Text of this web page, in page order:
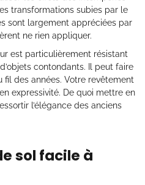
transformations subies par le
sont largement appréciées par
ne rien appliquer.
est particulièrement résistant
contondants. Il peut faire
fil des années. Votre revêtement
expressivité. De quoi mettre en
l’élégance des anciens
sol facile à